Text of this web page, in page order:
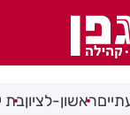
ראשון-לציוןבת